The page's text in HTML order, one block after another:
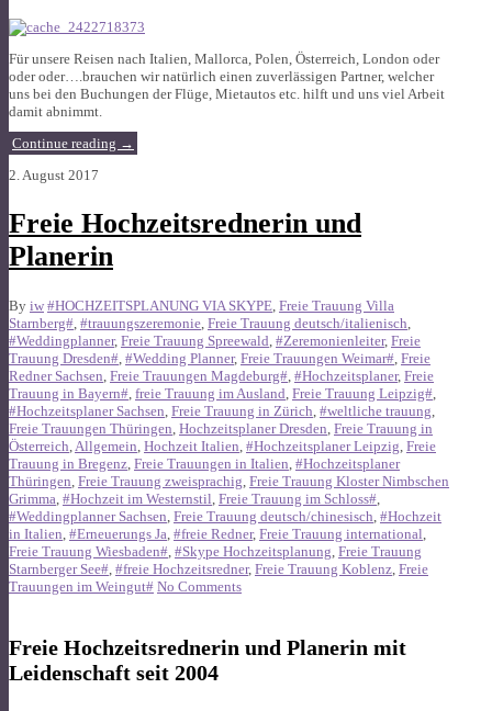
Für unsere Reisen nach Italien, Mallorca, Polen, Österreich, London oder
oder oder….brauchen wir natürlich einen zuverlässigen Partner, welcher
uns bei den Buchungen der Flüge, Mietautos etc. hilft und uns viel Arbeit
damit abnimmt.
Continue reading →
2. August 2017
Freie Hochzeitsrednerin und
Planerin
By iw #HOCHZEITSPLANUNG VIA SKYPE Freie Trauung Villa
Starnberg# #trauungszeremonie Freie Trauung deutsch/italienisch
#Weddingplanner, Freie Trauung Spreewald #Zeremonienleiter, Freie
Trauung Dresden# #Wedding Planner, Freie Trauungen Weimar# Freie
Redner Sachsen Freie Trauungen Magdeburg# #Hochzeitsplaner, Freie
Trauung in Bayern# freie Trauung im Ausland Freie Trauung Leipzig#
#Hochzeitsplaner Sachsen Freie Trauung in Zürich #weltliche trauung
Freie Trauungen Thüringen Hochzeitsplaner Dresden Freie Trauung in
Österreich Allgemein Hochzeit Italien #Hochzeitsplaner Leipzig Freie
Trauung in Bregenz Freie Trauungen in Italien #Hochzeitsplaner
Thüringen Freie Trauung zweisprachig Freie Trauung Kloster Nimbschen
Grimma #Hochzeit im Westernstil Freie Trauung im Schloss#
#Weddingplanner Sachsen Freie Trauung deutsch/chinesisch #Hochzeit
in Italien #Erneuerungs Ja #freie Redner, Freie Trauung international
Freie Trauung Wiesbaden# #Skype Hochzeitsplanung Freie Trauung
Starnberger See# #freie Hochzeitsredner, Freie Trauung Koblenz Freie
Trauungen im Weingut# No Comments
Freie Hochzeitsrednerin und Planerin mit
Leidenschaft seit 2004